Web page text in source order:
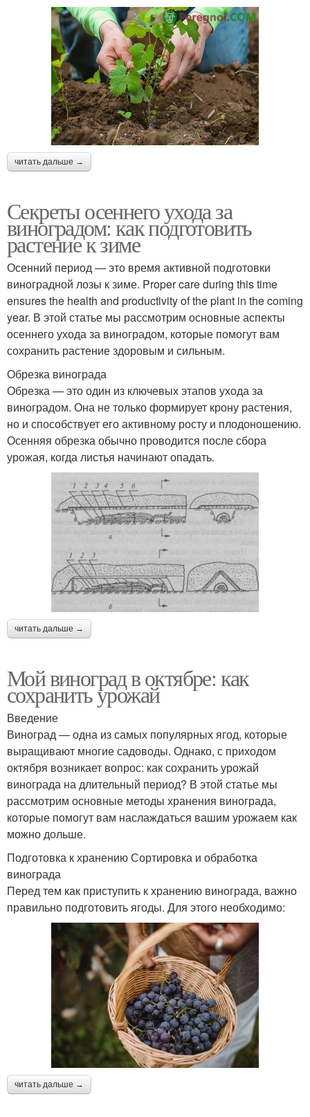
читать дальше →
Секреты осеннего ухода за
виноградом: как подготовить
растение к зиме
Осенний период — это время активной подготовки
виноградной лозы к зиме. Proper care during this time
ensures the health and productivity of the plant in the coming
year. В этой статье мы рассмотрим основные аспекты
осеннего ухода за виноградом, которые помогут вам
сохранить растение здоровым и сильным.
Обрезка винограда
Обрезка — это один из ключевых этапов ухода за
виноградом. Она не только формирует крону растения,
но и способствует его активному росту и плодоношению.
Осенняя обрезка обычно проводится после сбора
урожая, когда листья начинают опадать.
читать дальше →
Мой виноград в октябре: как
сохранить урожай
Введение
Виноград — одна из самых популярных ягод, которые
выращивают многие садоводы. Однако, с приходом
октября возникает вопрос: как сохранить урожай
винограда на длительный период? В этой статье мы
рассмотрим основные методы хранения винограда,
которые помогут вам наслаждаться вашим урожаем как
можно дольше.
Подготовка к хранению Сортировка и обработка
винограда
Перед тем как приступить к хранению винограда, важно
правильно подготовить ягоды. Для этого необходимо:
читать дальше →